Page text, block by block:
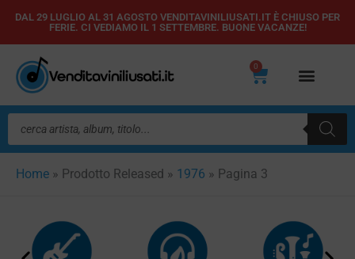
Vai
contenuto
DAL 29 LUGLIO AL 31 AGOSTO VENDITAVINILIUSATI.IT È CHIUSO PER
FERIE. CI VEDIAMO IL 1 SETTEMBRE. BUONE VACANZE!
0
Carrello
Ricerca
prodotti
Home » Prodotto Released » 1976 » Pagina 3